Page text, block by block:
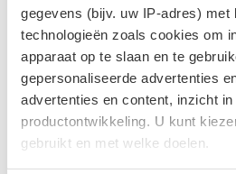
gegevens (bijv. uw IP-adres) met
technologieën zoals cookies om
apparaat op te slaan en te
gepersonaliseerde advertenties
advertenties en content, inzicht
productontwikkeling. U kunt
gebruikt en met welke doelen.
Indicatie op basis van 23°C
ACCU EN OPLADEN
Accu capaciteit bruikbaar